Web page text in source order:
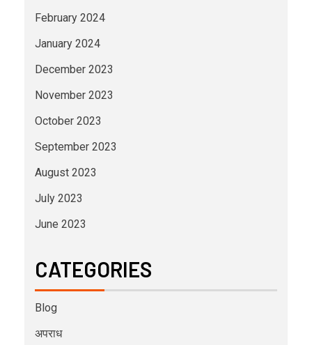
February 2024
January 2024
December 2023
November 2023
October 2023
September 2023
August 2023
July 2023
June 2023
CATEGORIES
Blog
अपराध